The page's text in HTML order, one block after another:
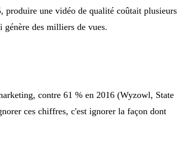
produire une vidéo de qualité coûtait plusieurs
des milliers de vues.
contre 61 % en 2016 (Wyzowl, State
ces chiffres, c'est ignorer la façon dont